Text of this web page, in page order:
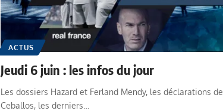
ACTUS
Jeudi 6 juin : les infos du jour
Les dossiers Hazard et Ferland Mendy, les déclarations de
Ceballos, les derniers…